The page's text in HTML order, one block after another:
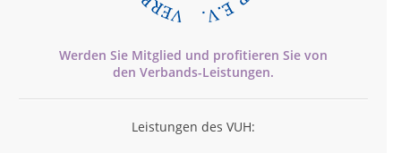
Werden Sie Mitglied und profitieren Sie von
den Verbands-Leistungen.
Leistungen des VUH: